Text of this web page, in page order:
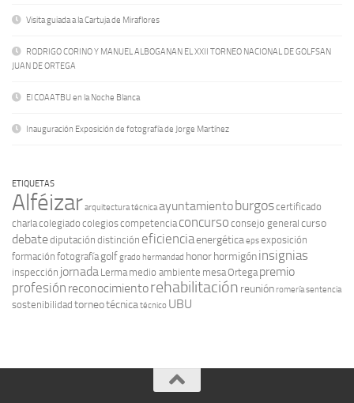
Visita guiada a la Cartuja de Miraflores
RODRIGO CORINO Y MANUEL ALBOGANAN EL XXII TORNEO NACIONAL DE GOLFSAN
JUAN DE ORTEGA
El COAATBU en la Noche Blanca
Inauguración Exposición de fotografía de Jorge Martínez
ETIQUETAS
Alféizararquitectura técnicaayuntamientoburgoscertificado
charlacolegiado colegioscompetencia concurso consejo general curso
debatediputación distinción eficienciaenergéticaepsexposición
formación fotografía golfgradohermandad honorhormigóninsignias
inspección jornada Lerma medio ambiente mesaOrtega premio
profesión reconocimientorehabilitación reuniónromeríasentencia
sostenibilidad torneotécnicatécnico UBU